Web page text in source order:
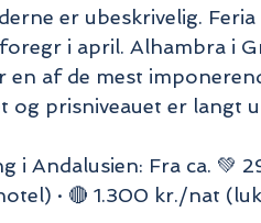
er ubeskrivelig.
i april. Alhambra i
en af de mest
og prisniveauet er langt
i Andalusien: Fra ca. 💚
· 🔴 1.300 kr./nat